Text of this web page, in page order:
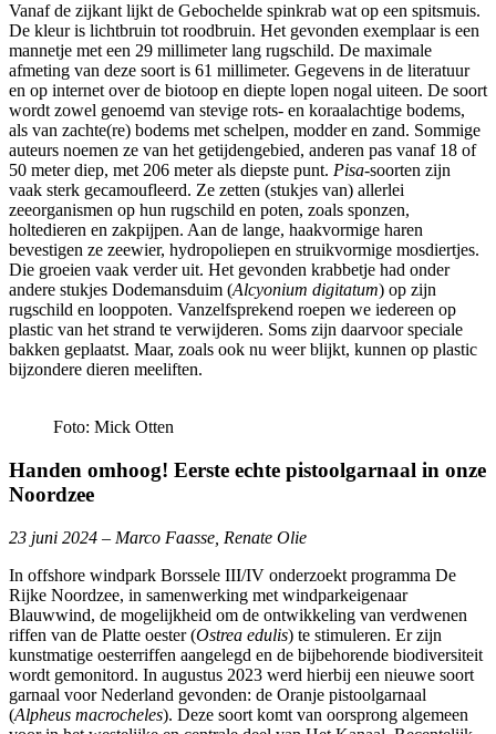
Vanaf de zijkant lijkt de Gebochelde spinkrab wat op een spitsmuis.
De kleur is lichtbruin tot roodbruin. Het gevonden exemplaar is een
mannetje met een 29 millimeter lang rugschild. De maximale
afmeting van deze soort is 61 millimeter. Gegevens in de literatuur
en op internet over de biotoop en diepte lopen nogal uiteen. De soort
wordt zowel genoemd van stevige rots- en koraalachtige bodems,
als van zachte(re) bodems met schelpen, modder en zand. Sommige
auteurs noemen ze van het getijdengebied, anderen pas vanaf 18 of
50 meter diep, met 206 meter als diepste punt. Pisa-soorten zijn
vaak sterk gecamoufleerd. Ze zetten (stukjes van) allerlei
zeeorganismen op hun rugschild en poten, zoals sponzen,
holtedieren en zakpijpen. Aan de lange, haakvormige haren
bevestigen ze zeewier, hydropoliepen en struikvormige mosdiertjes.
Die groeien vaak verder uit. Het gevonden krabbetje had onder
andere stukjes Dodemansduim (Alcyonium digitatum) op zijn
rugschild en looppoten. Vanzelfsprekend roepen we iedereen op
plastic van het strand te verwijderen. Soms zijn daarvoor speciale
bakken geplaatst. Maar, zoals ook nu weer blijkt, kunnen op plastic
bijzondere dieren meeliften.
Foto: Mick Otten
Handen omhoog! Eerste echte pistoolgarnaal in onze
Noordzee
23 juni 2024 – Marco Faasse, Renate Olie
In offshore windpark Borssele III/IV onderzoekt programma De
Rijke Noordzee, in samenwerking met windparkeigenaar
Blauwwind, de mogelijkheid om de ontwikkeling van verdwenen
riffen van de Platte oester (Ostrea edulis) te stimuleren. Er zijn
kunstmatige oesterriffen aangelegd en de bijbehorende biodiversiteit
wordt gemonitord. In augustus 2023 werd hierbij een nieuwe soort
garnaal voor Nederland gevonden: de Oranje pistoolgarnaal
(Alpheus macrocheles). Deze soort komt van oorsprong algemeen